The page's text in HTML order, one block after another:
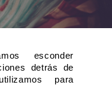
esconder
detrás de
para